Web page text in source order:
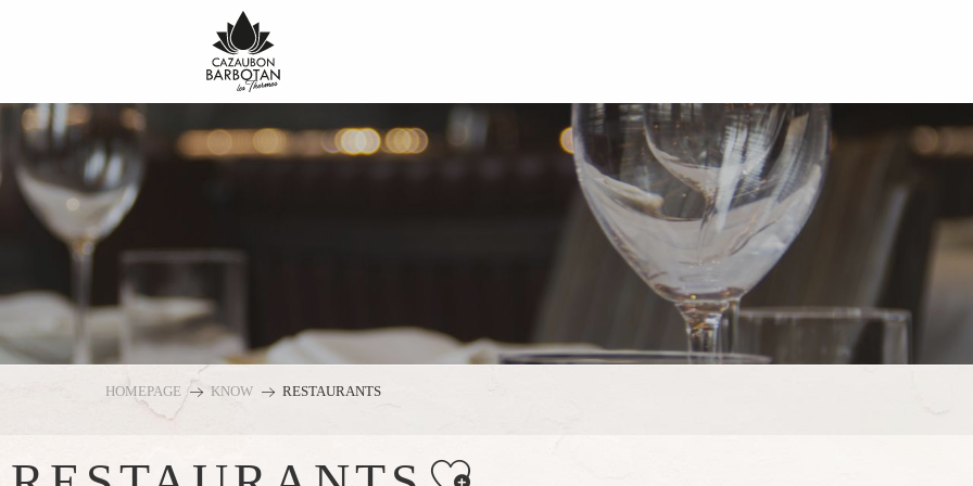
HOMEPAGE KNOW RESTAURANTS
Ajouter aux favoris